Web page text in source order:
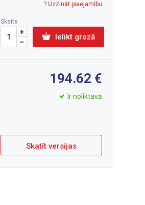
? Uzzināt pieejamību
Skaits
Ielikt grozā
194.62
Ir noliktavā
Skatīt versijas